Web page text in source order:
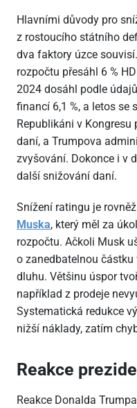
Hlavními důvody pro
z rostoucího státního
dva faktory úzce
rozpočtu přesáhl 6 %
2024 dosáhl podle
financí 6,1 %, a letos se
Republikáni v
daní, a Trumpova
zvyšování. Dokonce i v
další snižování daní.
Snížení ratingu je
Muska, který měl za
rozpočtu. Ačkoli Musk
o zanedbatelnou
dluhu. Většinu úspor
například z prodeje
Systematická redukce
nižší náklady, zatím
Reakce
Reakce Donalda